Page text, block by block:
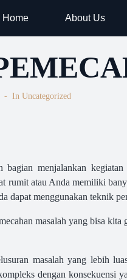
Home About Us
In Uncategorized
bagian menjalankan
rumit atau Anda memiliki
dapat menggunakan teknik
masalah yang bisa kita
masalah yang lebih
dengan konsekuensi